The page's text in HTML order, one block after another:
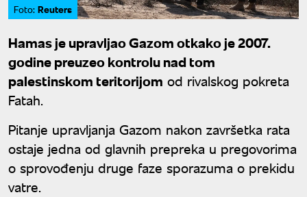
Foto: Reuters
Hamas je upravljao Gazom otkako je 2007.
godine preuzeo kontrolu nad tom
palestinskom teritorijom od rivalskog pokreta
Fatah.
Pitanje upravljanja Gazom nakon završetka rata
ostaje jedna od glavnih prepreka u pregovorima
o sprovođenju druge faze sporazuma o prekidu
vatre.